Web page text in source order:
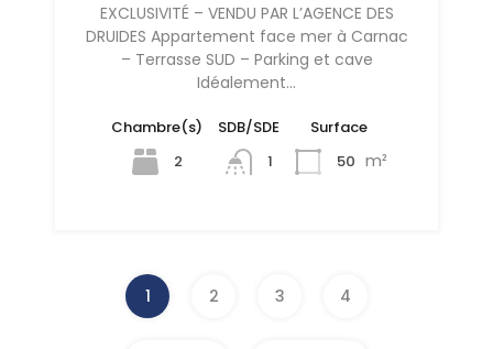
EXCLUSIVITÉ – VENDU PAR L’AGENCE DES
DRUIDES Appartement face mer à Carnac
– Terrasse SUD – Parking et cave
Idéalement…
Chambre(s)
2
SDB/SDE
1
Surface
50 m²
1 2 3 4